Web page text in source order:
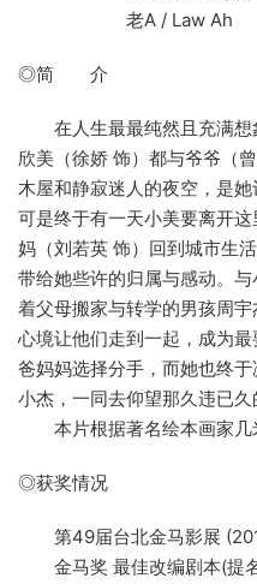
老A / Law Ah
◎简 介
在人生最最纯然且充满想
欣美（徐娇 饰）都与爷爷（
木屋和静寂迷人的夜空，是她
可是终于有一天小美要离开
妈（刘若英 饰）回到城市生
带给她些许的归属与感动。
着父母搬家与转学的男孩周
心境让他们走到一起，成为
爸妈妈选择分手，而她也终
小杰，一同去仰望那久违已
本片根据著名绘本画家几
◎获奖情况
第49届台北金马影展
金马奖 最佳改编剧本(提